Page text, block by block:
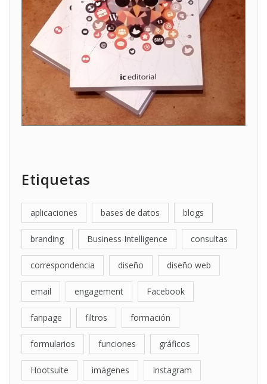
Etiquetas
aplicaciones bases de datos blogs
branding Business Intelligence consultas
correspondencia diseño diseño web
email engagement Facebook
fanpage filtros formación
formularios funciones gráficos
Hootsuite imágenes Instagram